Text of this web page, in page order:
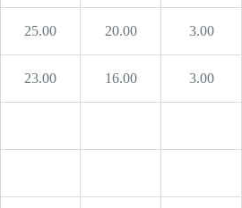
25.00 20.00 3.00
23.00 16.00 3.00